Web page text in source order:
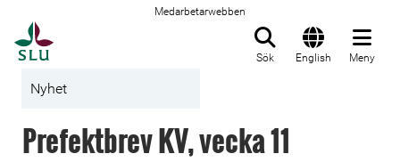
Medarbetarwebben
Sök English Meny
Nyhet
Prefektbrev KV, vecka 11